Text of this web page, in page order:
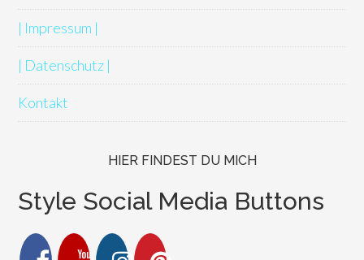
| Impressum |
| Datenschutz |
Kontakt
HIER FINDEST DU MICH
Style Social Media Buttons